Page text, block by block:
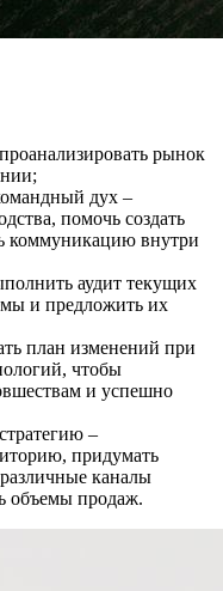
рынок
дух –
помочь создать
коммуникацию внутри
аудит текущих
и предложить их
план изменений при
чтобы
и успешно
–
придумать
каналы
объемы продаж.